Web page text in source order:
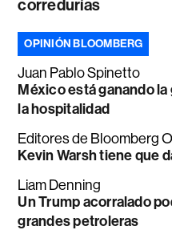
corredurías
OPINIÓN BLOOMBERG
Juan Pablo Spinetto
México está ganando
la hospitalidad
Editores de Bloomberg
Kevin Warsh tiene que
Liam Denning
Un Trump acorralado
grandes petroleras